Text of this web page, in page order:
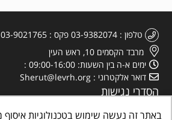
טלפון 03-9382074 פקס
03-9021765
מרבד הקסמים 10, ראש העין
ימים א-ה בין השעות: 09:00-16:00
דואר אלקטרוני
Sherut@levrh.org
הסדרי נגישות